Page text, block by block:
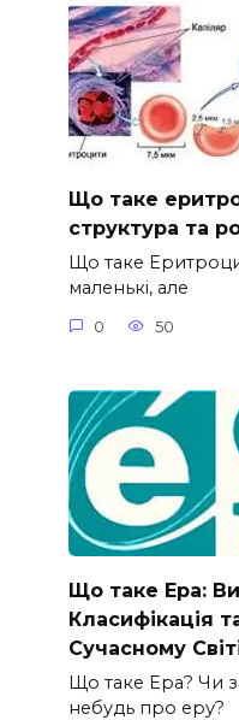
Що таке
структура та
Що таке
маленькі, але
0 50
Що таке Ера:
Класифікація
Сучасному
Що таке Ера? Чи
небудь про еру?